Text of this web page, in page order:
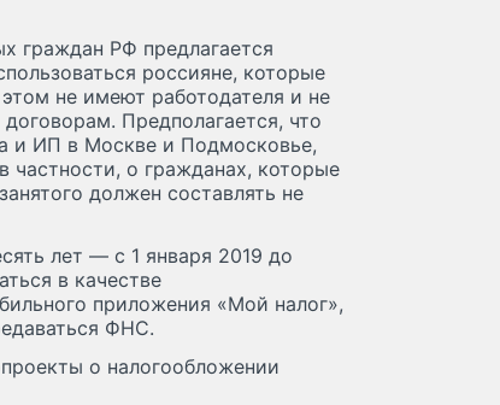
граждан РФ предлагается
россияне, которые
не имеют работодателя и не
Предполагается, что
и ИП в Москве и Подмосковье,
частности, о гражданах, которые
должен составлять не
лет — с 1 января 2019 до
в качестве
приложения «Мой налог»,
ФНС.
о налогообложении